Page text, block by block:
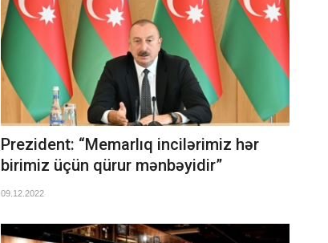
Prezident: “Memarlıq incilərimiz hər
birimiz üçün qürur mənbəyidir”
09.12.2022